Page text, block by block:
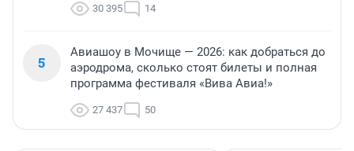
30 395 14
5
Авиашоу в Мочище — 2026: как добраться до
аэродрома, сколько стоят билеты и полная
программа фестиваля «Вива Авиа!»
27 437 50